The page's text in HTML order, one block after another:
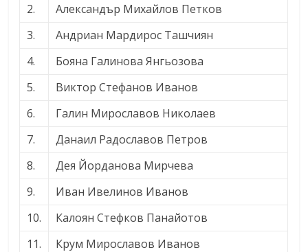
2.
Александър Михайлов Петков
3.
Андриан Мардирос Ташчиян
4.
Бояна Галинова Янгьозова
5.
Виктор Стефанов Иванов
6.
Галин Мирославов Николаев
7.
Данаил Радославов Петров
8.
Дея Йорданова Мирчева
9.
Иван Ивелинов Иванов
10.
Калоян Стефков Панайотов
11.
Крум Мирославов Иванов